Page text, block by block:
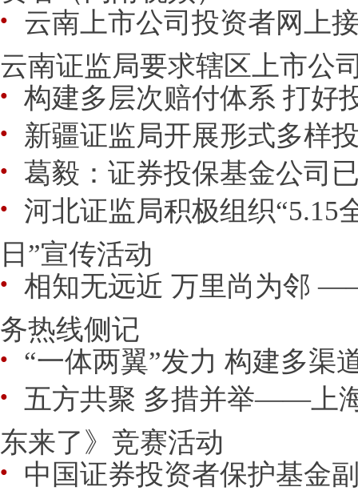
● 云南上市公司投资者网上
云南证监局要求辖区上市公
● 构建多层次赔付体系 打好
● 新疆证监局开展形式多样
● 葛毅：证券投保基金公司
● 河北证监局积极组织“5.15
日”宣传活动
● 相知无远近 万里尚为邻
务热线侧记
● “一体两翼”发力 构建多渠
● 五方共聚 多措并举——上
东来了》竞赛活动
● 中国证券投资者保护基金